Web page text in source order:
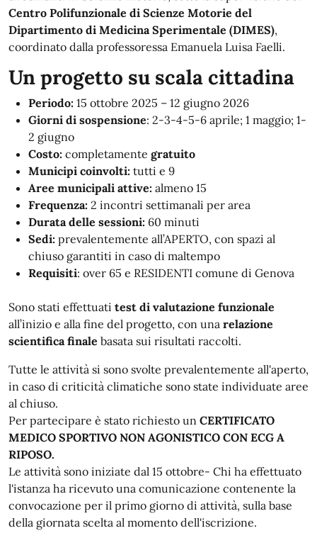
Centro Polifunzionale di Scienze Motorie del
Dipartimento di Medicina Sperimentale (DIMES),
coordinato dalla professoressa Emanuela Luisa Faelli.
Un progetto su scala cittadina
Periodo: 15 ottobre 2025 – 12 giugno 2026
Giorni di sospensione: 2-3-4-5-6 aprile; 1 maggio; 1-
2 giugno
Costo: completamente gratuito
Municipi coinvolti: tutti e 9
Aree municipali attive: almeno 15
Frequenza: 2 incontri settimanali per area
Durata delle sessioni: 60 minuti
Sedi: prevalentemente all’APERTO, con spazi al
chiuso garantiti in caso di maltempo
Requisiti: over 65 e RESIDENTI comune di Genova
Sono stati effettuati test di valutazione funzionale
all’inizio e alla fine del progetto, con una relazione
scientifica finale basata sui risultati raccolti.
Tutte le attività si sono svolte prevalentemente all'aperto,
in caso di criticità climatiche sono state individuate aree
al chiuso.
Per partecipare è stato richiesto un CERTIFICATO
MEDICO SPORTIVO NON AGONISTICO CON ECG A
RIPOSO.
Le attività sono iniziate dal 15 ottobre- Chi ha effettuato
l'istanza ha ricevuto una comunicazione contenente la
convocazione per il primo giorno di attività, sulla base
della giornata scelta al momento dell'iscrizione.